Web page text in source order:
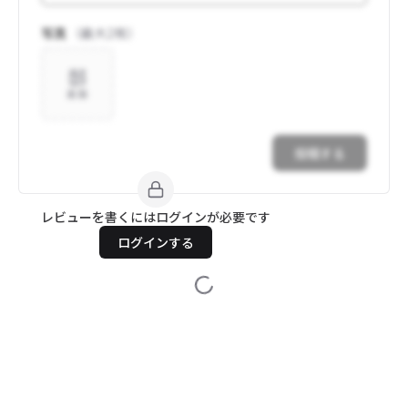
写真 （最大 枚）
投稿する
レビューを書くにはログインが必要です
ログインする